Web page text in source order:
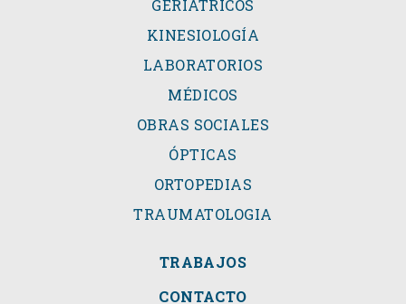
GERIÁTRICOS
KINESIOLOGÍA
LABORATORIOS
MÉDICOS
OBRAS SOCIALES
ÓPTICAS
ORTOPEDIAS
TRAUMATOLOGIA
TRABAJOS
CONTACTO